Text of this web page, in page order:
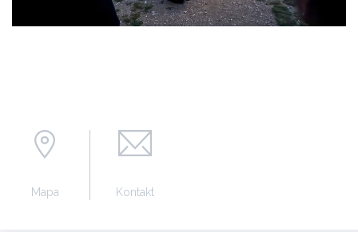
Mapa Kontakt